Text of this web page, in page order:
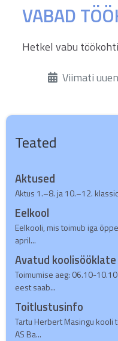
VABAD
Hetkel vabu
ÜksikasjadViimati
Teated
Aktused
Aktus 1.–8. ja 10.–12.
Eelkool
Eelkooli, mis toimub iga
april...
Avatud
Toimumise aeg: 06.10-
eest saab...
Toitlustusinfo
Tartu Herbert Masingu kooli
AS Ba...